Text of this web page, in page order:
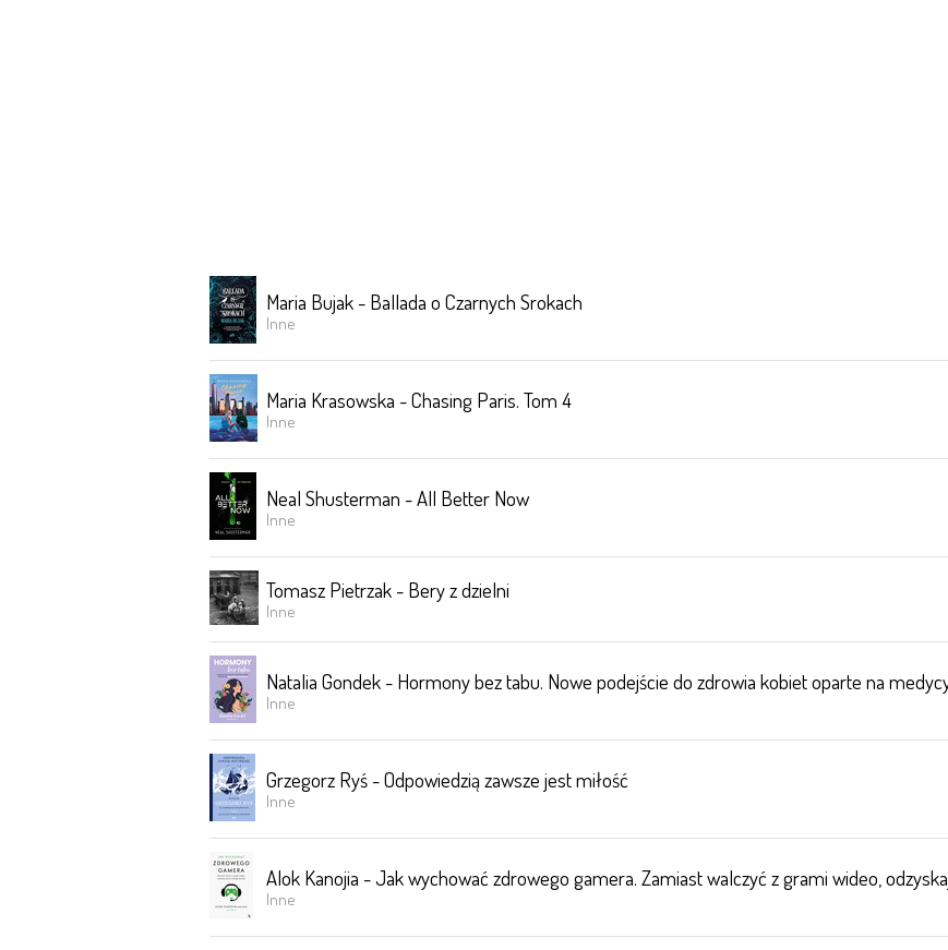
Maria Bujak - Ballada o Czarnych Srokach
Inne
Maria Krasowska - Chasing Paris. Tom 4
Inne
Neal Shusterman - All Better Now
Inne
Tomasz Pietrzak - Bery z dzielni
Inne
Natalia Gondek - Hormony bez tabu. Nowe podejście do zdrowia kobiet oparte na
Inne
Grzegorz Ryś - Odpowiedzią zawsze jest miłość
Inne
Alok Kanojia - Jak wychować zdrowego gamera. Zamiast walczyć z grami wideo,
Inne